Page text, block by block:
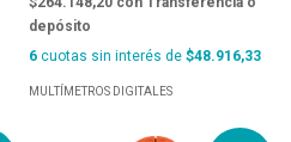
depósito
6 cuotas sin interés de $48.916,33
MULTÍMETROS DIGITALES